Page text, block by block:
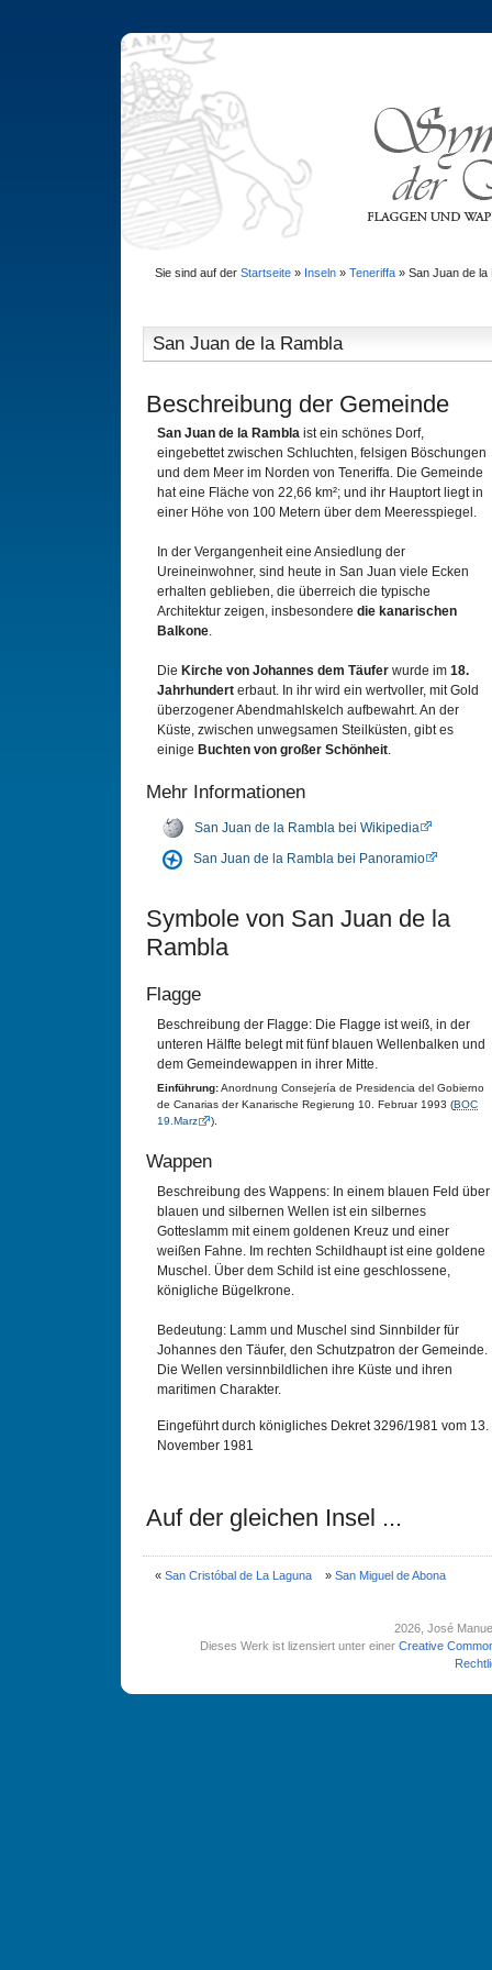
Sie sind auf der Startseite» Inseln» Teneriffa» San Juan de la
San Juan de la Rambla
Beschreibung der Gemeinde
San Juan de la Rambla ist ein schönes Dorf,
eingebettet zwischen Schluchten, felsigen Böschungen
und dem Meer im Norden von Teneriffa. Die Gemeinde
hat eine Fläche von 22,66 km²; und ihr Hauptort liegt in
einer Höhe von 100 Metern über dem Meeresspiegel.
In der Vergangenheit eine Ansiedlung der
Ureineinwohner, sind heute in San Juan viele Ecken
erhalten geblieben, die überreich die typische
Architektur zeigen, insbesondere die kanarischen
Balkone.
Die Kirche von Johannes dem Täufer wurde im 18.
Jahrhundert erbaut. In ihr wird ein wertvoller, mit Gold
überzogener Abendmahlskelch aufbewahrt. An der
Küste, zwischen unwegsamen Steilküsten, gibt es
einige Buchten von großer Schönheit.
Mehr Informationen
San Juan de la Rambla bei Wikipedia
San Juan de la Rambla bei Panoramio
Symbole von San Juan de la
Rambla
Flagge
Beschreibung der Flagge: Die Flagge ist weiß, in der
unteren Hälfte belegt mit fünf blauen Wellenbalken und
dem Gemeindewappen in ihrer Mitte.
Einführung:Anordnung Consejería de Presidencia del Gobierno
de Canarias der Kanarische Regierung 10. Februar 1993 (BOC
19.Marz
).
Wappen
Beschreibung des Wappens: In einem blauen Feld über
blauen und silbernen Wellen ist ein silbernes
Gotteslamm mit einem goldenen Kreuz und einer
weißen Fahne. Im rechten Schildhaupt ist eine goldene
Muschel. Über dem Schild ist eine geschlossene,
königliche Bügelkrone.
Bedeutung: Lamm und Muschel sind Sinnbilder für
Johannes den Täufer, den Schutzpatron der Gemeinde.
Die Wellen versinnbildlichen ihre Küste und ihren
maritimen Charakter.
Eingeführt durch königliches Dekret 3296/1981 vom 13.
November 1981
Auf der gleichen Insel ...
« San Cristóbal de La Laguna» San Miguel de Abona
2026 , José
Dieses Werk ist lizensiert unter einer Creative